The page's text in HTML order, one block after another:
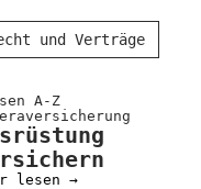
und Verträge
A-Z
lesen →